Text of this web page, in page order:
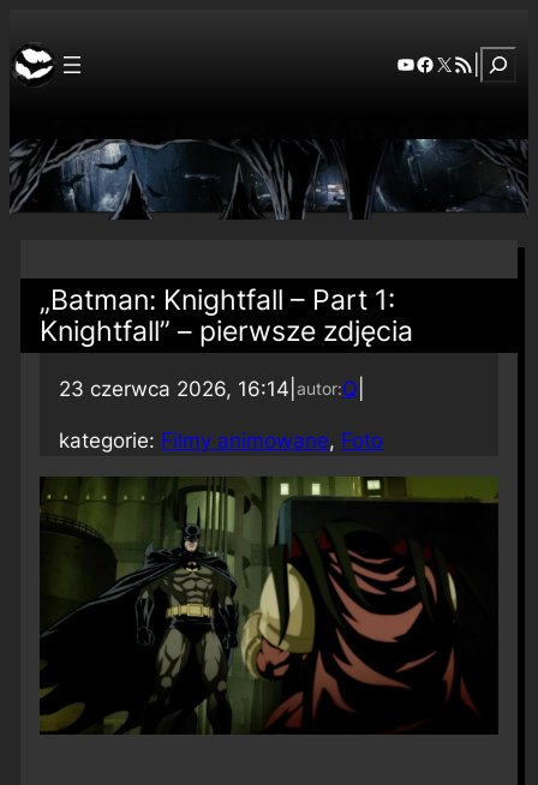
YouTube
Facebook
X RSS Feed
„Batman: Knightfall – Part 1:
Knightfall” – pierwsze zdjęcia
23 czerwca 2026, 16:14 autor:Q
kategorie: Filmy animowane, Foto